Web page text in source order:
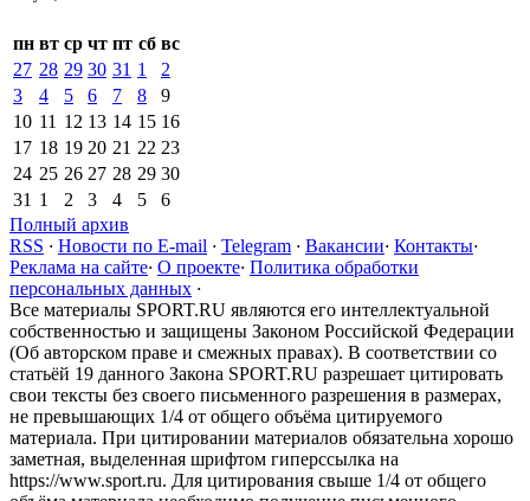
пн вт ср чт пт сб вс
27 28 29 30 31 1
2
3
4 5 6 7 8
9
10 11 12 13 14 15 16
17 18 19 20 21 22 23
24 25 26 27 28 29 30
31 1 2 3 4 5
6
Полный архив
RSS · Новости по E-mail · Telegram · Вакансии· Контакты·
Реклама на сайте· О проекте· Политика обработки
персональных данных ·
Все материалы SPORT.RU являются его интеллектуальной
собственностью и защищены Законом Российской Федерации
(Об авторском праве и смежных правах). В соответствии со
статьёй 19 данного Закона SPORT.RU разрешает цитировать
свои тексты без своего письменного разрешения в размерах,
не превышающих 1/4 от общего объёма цитируемого
материала. При цитировании материалов обязательна хорошо
заметная, выделенная шрифтом гиперссылка на
https://www.sport.ru. Для цитирования свыше 1/4 от общего